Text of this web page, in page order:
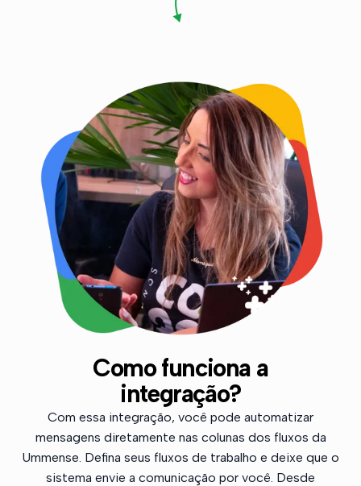
Como funciona a
integração?
Com essa integração, você pode automatizar
mensagens diretamente nas colunas dos fluxos da
Ummense. Defina seus fluxos de trabalho e deixe que o
sistema envie a comunicação por você. Desde